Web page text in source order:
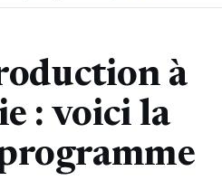
à
: voici la